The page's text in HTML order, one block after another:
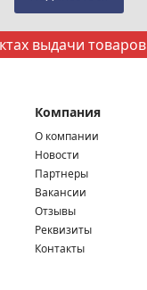
выдачи
Компания
О компании
Новости
Партнеры
Вакансии
Отзывы
Реквизиты
Контакты